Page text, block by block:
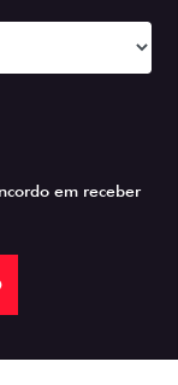
em receber